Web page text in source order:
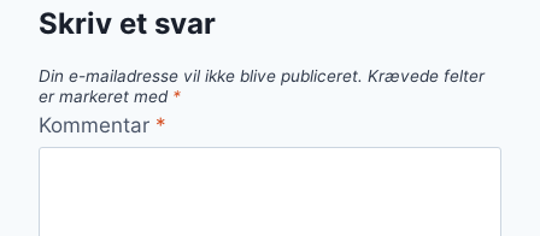
Skriv et svar
Din e-mailadresse vil ikke blive publiceret. Krævede felter
er markeret med *
Kommentar *